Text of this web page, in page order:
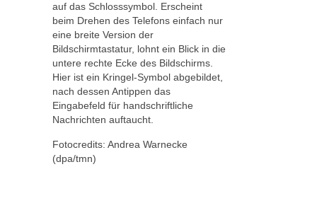
auf das Schlosssymbol. Erscheint
beim Drehen des Telefons einfach nur
eine breite Version der
Bildschirmtastatur, lohnt ein Blick in die
untere rechte Ecke des Bildschirms.
Hier ist ein Kringel-Symbol abgebildet,
nach dessen Antippen das
Eingabefeld für handschriftliche
Nachrichten auftaucht.
Fotocredits: Andrea Warnecke
(dpa/tmn)